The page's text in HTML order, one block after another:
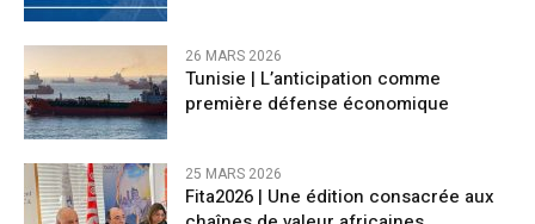
26 MARS 2026
Tunisie | L’anticipation comme
première défense économique
25 MARS 2026
Fita2026 | Une édition consacrée aux